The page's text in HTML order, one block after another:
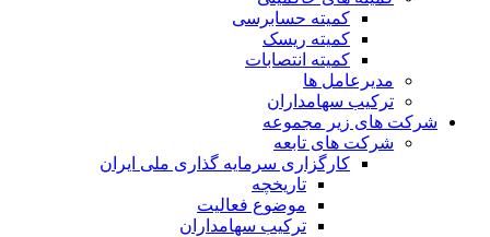
کمیته حسابرسی
کمیته ریسک
کمیته انتصابات
مدیرعامل ها
ترکیب سهامداران
شرکت های زیر مجموعه
شرکت های تابعه
کارگزاری سرمایه گذاری ملی ایران
تاریخچه
موضوع فعالیت
ترکیب سهامداران